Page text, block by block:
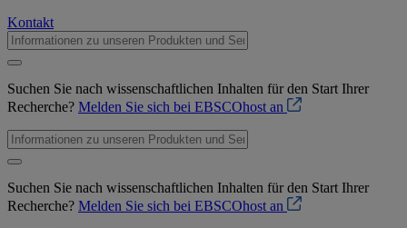
Kontakt
Suchen Sie nach wissenschaftlichen Inhalten für den Start Ihrer
Recherche? Melden Sie sich bei EBSCOhost an
Suchen Sie nach wissenschaftlichen Inhalten für den Start Ihrer
Recherche? Melden Sie sich bei EBSCOhost an